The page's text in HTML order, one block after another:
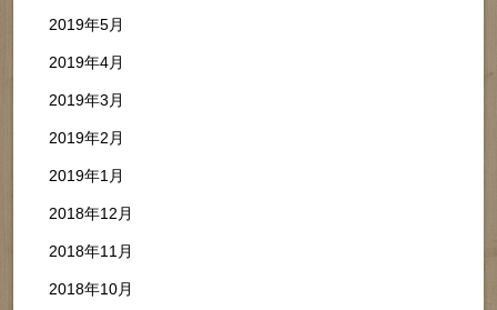
2019年5月
2019年4月
2019年3月
2019年2月
2019年1月
2018年12月
2018年11月
2018年10月